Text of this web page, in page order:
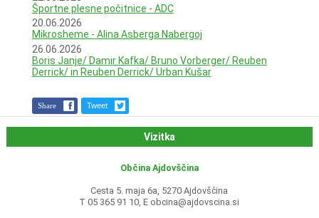
Športne plesne počitnice - ADC
20.06.2026
Mikrosheme - Alina Asberga Nabergoj
26.06.2026
Boris Janje/ Damir Kafka/ Bruno Vorberger/ Reuben
Derrick/ in Reuben Derrick/ Urban Kušar
Share Tweet
Vizitka
Občina Ajdovščina
Cesta 5. maja 6a, 5270 Ajdovščina
T 05 365 91 10, E obcina@ajdovscina.si